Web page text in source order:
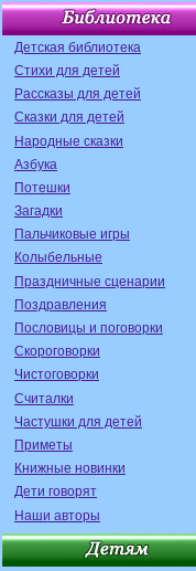
Детская библиотека
Стихи для детей
Рассказы для детей
Сказки для детей
Народные сказки
Азбука
Потешки
Загадки
Пальчиковые игры
Колыбельные
Праздничные сценарии
Поздравления
Пословицы и поговорки
Скороговорки
Чистоговорки
Считалки
Частушки для детей
Приметы
Книжные новинки
Дети говорят
Наши авторы